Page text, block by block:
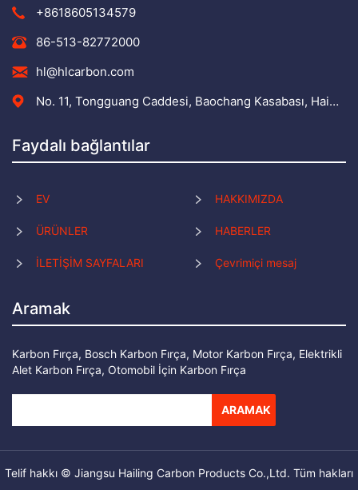
+8618605134579
86-513-82772000
hl@hlcarbon.com
No. 11, Tongguang Caddesi, Baochang Kasabası, Haimen Bölgesi, Nantong Şehri, Jiangsu Eyaleti
Faydalı bağlantılar
EV HAKKIMIZDA
ÜRÜNLER HABERLER
İLETİŞİM SAYFALARI Çevrimiçi mesaj
Aramak
Karbon Fırça, Bosch Karbon Fırça, Motor Karbon Fırça, Elektrikli
Alet Karbon Fırça, Otomobil İçin Karbon Fırça
ARAMAK
Telif hakkı © Jiangsu Hailing Carbon Products Co.,Ltd. Tüm hakları